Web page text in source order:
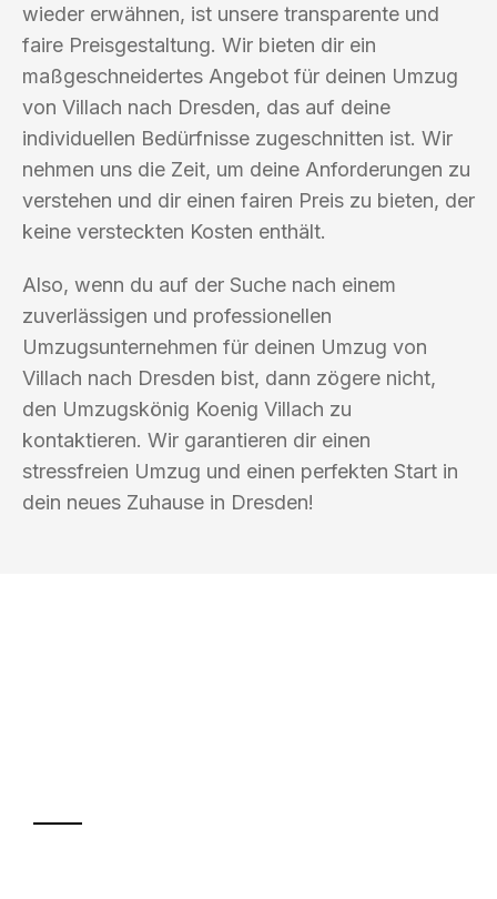
wieder erwähnen, ist unsere transparente und
faire Preisgestaltung. Wir bieten dir ein
maßgeschneidertes Angebot für deinen Umzug
von Villach nach Dresden, das auf deine
individuellen Bedürfnisse zugeschnitten ist. Wir
nehmen uns die Zeit, um deine Anforderungen zu
verstehen und dir einen fairen Preis zu bieten, der
keine versteckten Kosten enthält.
Also, wenn du auf der Suche nach einem
zuverlässigen und professionellen
Umzugsunternehmen für deinen Umzug von
Villach nach Dresden bist, dann zögere nicht,
den Umzugskönig Koenig Villach zu
kontaktieren. Wir garantieren dir einen
stressfreien Umzug und einen perfekten Start in
dein neues Zuhause in Dresden!